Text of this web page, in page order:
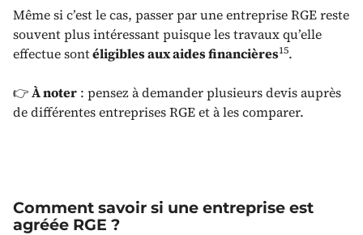
Même si c’est le cas, passer par une entreprise RGE reste
souvent plus intéressant puisque les travaux qu’elle
effectue sontéligibles aux aides financières15.
👉À noter : pensez à demander plusieurs devis auprès
de différentes entreprises RGE et à les comparer.
Comment savoir si une entreprise est
agréée RGE ?